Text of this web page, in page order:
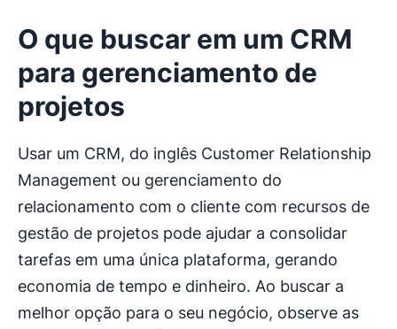
O que buscar em um CRM
para gerenciamento de
projetos
Usar um CRM, do inglês Customer Relationship
Management ou gerenciamento do
relacionamento com o cliente com recursos de
gestão de projetos pode ajudar a consolidar
tarefas em uma única plataforma, gerando
economia de tempo e dinheiro. Ao buscar a
melhor opção para o seu negócio, observe as